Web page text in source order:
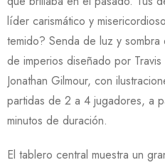
líder carismático y
temido? Senda de luz y
de imperios diseñado por
Jonathan Gilmour, con
partidas de 2 a 4 jugadores, a
minutos de duración.
El tablero central muestra un